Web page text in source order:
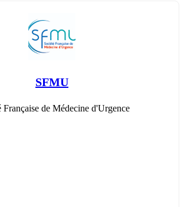
SFMU
Française de Médecine d'Urgence